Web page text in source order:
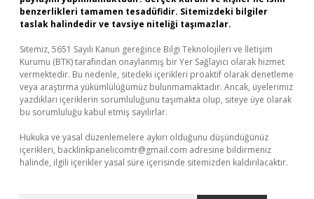
benzerlikleri tamamen tesadüfidir. Sitemizdeki bilgiler
taslak halindedir ve tavsiye niteliği taşımazlar.
Sitemiz, 5651 Sayılı Kanun gereğince Bilgi Teknolojileri ve İletişim
Kurumu (BTK) tarafından onaylanmış bir Yer Sağlayıcı olarak hizmet
vermektedir. Bu nedenle, sitedeki içerikleri proaktif olarak denetleme
veya araştırma yükümlülüğümüz bulunmamaktadır. Ancak, üyelerimiz
yazdıkları içeriklerin sorumluluğunu taşımakta olup, siteye üye olarak
bu sorumluluğu kabul etmiş sayılırlar.
Hukuka ve yasal düzenlemelere aykırı olduğunu düşündüğünüz
içerikleri, backlinkpanelicomtr@gmail.com adresine bildirmeniz
halinde, ilgili içerikler yasal süre içerisinde sitemizden kaldırılacaktır.